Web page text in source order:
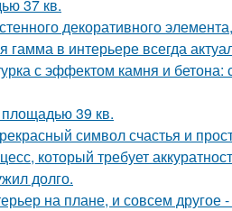
37 кв.
декоративного
гамма в интерьере всегда
с эффектом камня и бетона:
39 кв.
символ счастья и
который требует
долго.
на плане, и совсем